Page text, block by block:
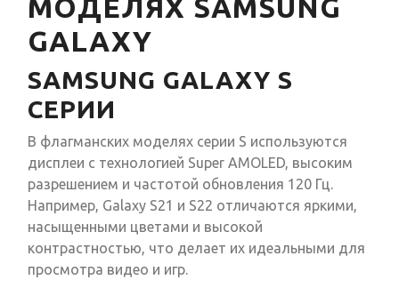
МОДЕЛЯХ SAMSUNG
GALAXY
SAMSUNG GALAXY S
СЕРИИ
В флагманских моделях серии S используются
дисплеи с технологией Super AMOLED, высоким
разрешением и частотой обновления 120 Гц.
Например, Galaxy S21 и S22 отличаются яркими,
насыщенными цветами и высокой
контрастностью, что делает их идеальными для
просмотра видео и игр.